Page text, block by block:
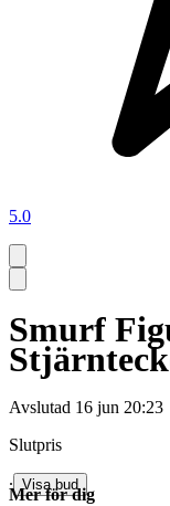
5.0
Smurf
Avslutad 16 jun 20:23
Slutpris
∙ Visa bud
Mer för dig